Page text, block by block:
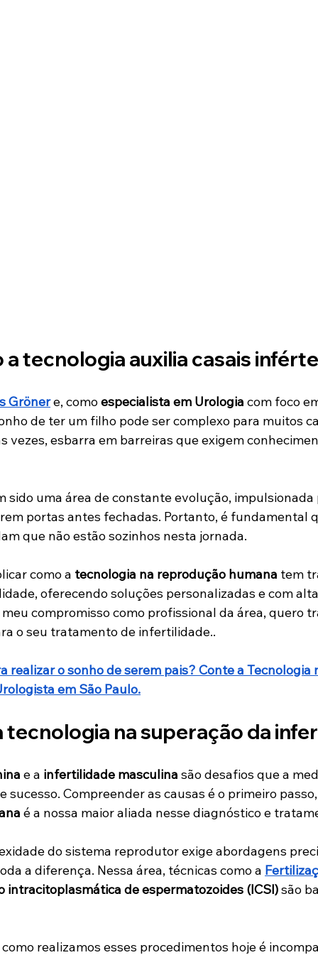
a tecnologia auxilia casais
Gröner e, como especialista em Urologia com foco
de ter um filho pode ser complexo para muitos
vezes, esbarra em barreiras que exigem
sido uma área de constante evolução,
portas antes fechadas. Portanto, é fundamental
que não estão sozinhos nesta jornada.
como a tecnologia na reprodução humana tem
oferecendo soluções personalizadas e com
compromisso como profissional da área, quero
o seu tratamento de infertilidade..
realizar o sonho de serem pais? Conte a Tecnologia
em São Paulo.
tecnologia na superação da
e a infertilidade masculina são desafios que a
sucesso. Compreender as causas é o primeiro
é a nossa maior aliada nesse diagnóstico e
do sistema reprodutor exige abordagens
a diferença. Nessa área, técnicas como a
intracitoplasmática de espermatozoides (ICSI) são
realizamos esses procedimentos hoje é